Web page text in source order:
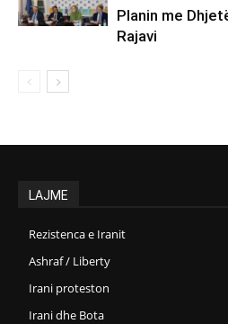
Planin me
Rajavi
LAJME
Rezistenca e Iranit
Ashraf / Liberty
Irani proteston
Irani dhe Bota